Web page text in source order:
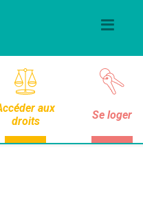
aux
droits
Se loger